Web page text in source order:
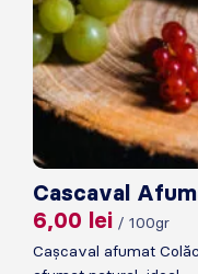
Cascaval
6,00 lei / 100gr
Cașcaval afumat